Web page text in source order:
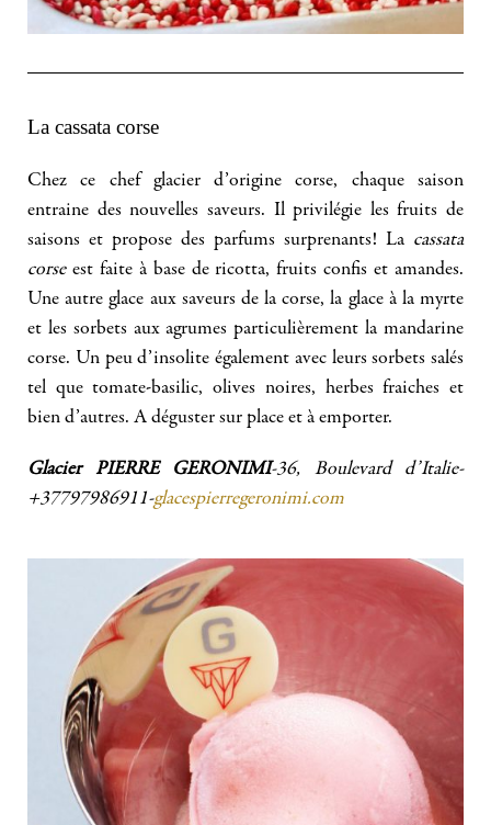
La cassata corse
Chez ce chef glacier d’origine corse, chaque saison
entraine des nouvelles saveurs. Il privilégie les fruits de
saisons et propose des parfums surprenants! La cassata
corseest faite à base de ricotta, fruits confis et amandes.
Une autre glace aux saveurs de la corse, la glace à la myrte
et les sorbets aux agrumes particulièrement la mandarine
corse. Un peu d’insolite également avec leurs sorbets salés
tel que tomate-basilic, olives noires, herbes fraiches et
bien d’autres. A déguster sur place et à emporter.
Glacier PIERRE GERONIMI-36, Boulevard d’Italie-
+37797986911-glacespierregeronimi.com